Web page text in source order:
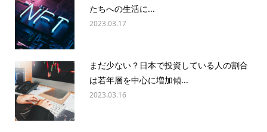
たちへの生活に...
2023.03.17
まだ少ない？日本で投資している人の割合
は若年層を中心に増加傾...
2023.03.16